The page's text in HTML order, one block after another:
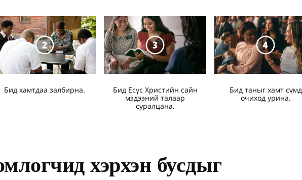
Бид хамтдаа залбирна.
Бид Есүс Христийн сайн
мэдээний талаар
суралцана.
Бид таныг хамт сүмд
очиход урина.
хэрхэн бусдыг